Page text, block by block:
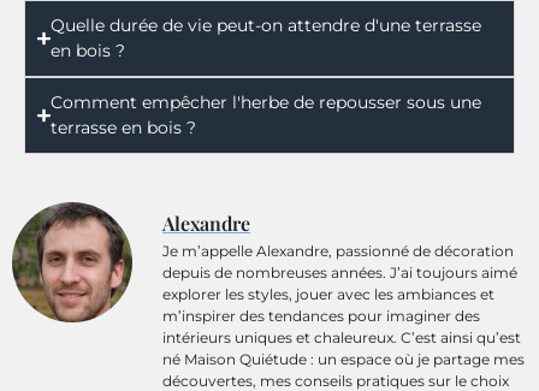
Quelle durée de vie peut-on attendre d'une terrasse
en bois ?
Comment empêcher l'herbe de repousser sous une
terrasse en bois ?
Alexandre
Je m’appelle Alexandre, passionné de décoration
depuis de nombreuses années. J’ai toujours aimé
explorer les styles, jouer avec les ambiances et
m’inspirer des tendances pour imaginer des
intérieurs uniques et chaleureux. C’est ainsi qu’est
né Maison Quiétude : un espace où je partage mes
découvertes, mes conseils pratiques sur le choix